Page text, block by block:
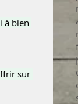
à bien
sur